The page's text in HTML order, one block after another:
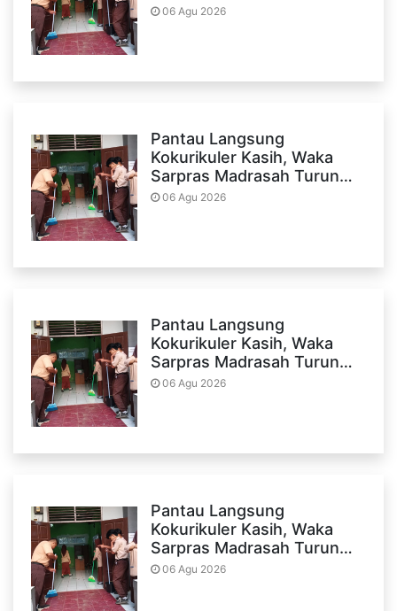
06 Agu 2026
Pantau Langsung
Kokurikuler Kasih, Waka
Sarpras Madrasah Turun…
06 Agu 2026
Pantau Langsung
Kokurikuler Kasih, Waka
Sarpras Madrasah Turun…
06 Agu 2026
Pantau Langsung
Kokurikuler Kasih, Waka
Sarpras Madrasah Turun…
06 Agu 2026